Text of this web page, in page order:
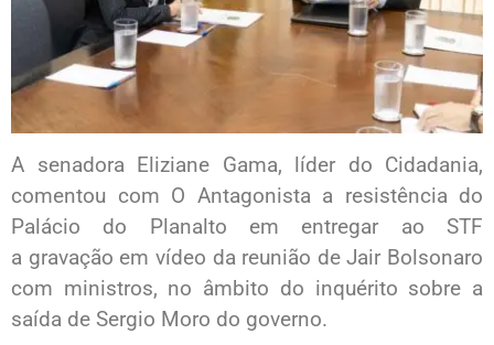
A senadora Eliziane Gama, líder do Cidadania,
comentou com O Antagonista a resistência do
Palácio do Planalto em entregar ao STF
a gravação em vídeo da reunião de Jair Bolsonaro
com ministros, no âmbito do inquérito sobre a
saída de Sergio Moro do governo.